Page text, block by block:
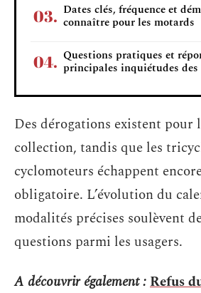
Dates clés, fréquence et
connaître pour les motards
Questions pratiques et
principales inquiétudes
Des dérogations existent pour
collection, tandis que les
cyclomoteurs échappent
obligatoire. L’évolution du
modalités précises soulèvent
questions parmi les usagers.
A découvrir également :Refus